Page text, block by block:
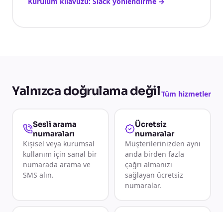
Yalnızca doğrulama değilTüm hizmetler
Sesli arama
numaraları
Kişisel veya kurumsal
kullanım için sanal bir
numarada arama ve
SMS alın.
Ücretsiz
numaralar
Müşterilerinizden aynı
anda birden fazla
çağrı almanızı
sağlayan ücretsiz
numaralar.